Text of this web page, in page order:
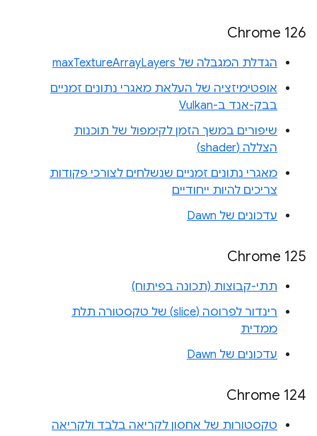
Chrome 126
הגדלת המגבלה של maxTextureArrayLayers
אופטימיזציה של העלאת מאגרי נתונים זמניים
בבק-אנד ב-Vulkan
שיפורים במשך הזמן לקימפול של תוכנות
הצללה (shader)
מאגרי נתונים זמניים שנשלחים לצורכי פקודות
צריכים להיות ייחודיים
עדכונים של Dawn
‫Chrome 125
תתי-קבוצות (תכונה בפיתוח)
רינדור לפרוסה (slice) של טקסטורה תלת
ממדית
עדכונים של Dawn
Chrome 124
טקסטורות של אחסון לקריאה בלבד ולקריאה